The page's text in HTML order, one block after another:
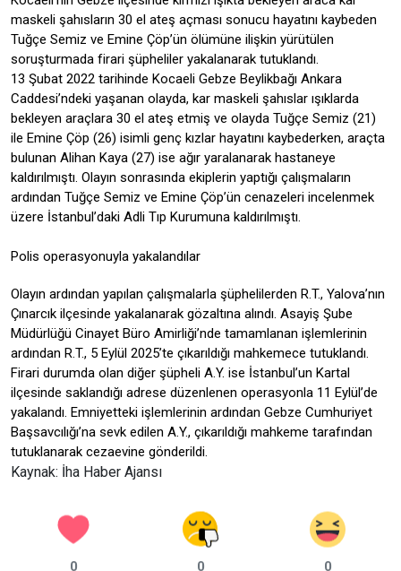
maskeli şahısların 30 el ateş açması sonucu hayatını kaybeden
Tuğçe Semiz ve Emine Çöp’ün ölümüne ilişkin yürütülen
soruşturmada firari şüpheliler yakalanarak tutuklandı.
13 Şubat 2022 tarihinde Kocaeli Gebze Beylikbağı Ankara
Caddesi’ndeki yaşanan olayda, kar maskeli şahıslar ışıklarda
bekleyen araçlara 30 el ateş etmiş ve olayda Tuğçe Semiz (21)
ile Emine Çöp (26) isimli genç kızlar hayatını kaybederken, araçta
bulunan Alihan Kaya (27) ise ağır yaralanarak hastaneye
kaldırılmıştı. Olayın sonrasında ekiplerin yaptığı çalışmaların
ardından Tuğçe Semiz ve Emine Çöp’ün cenazeleri incelenmek
üzere İstanbul’daki Adli Tıp Kurumuna kaldırılmıştı.
Polis operasyonuyla yakalandılar
Olayın ardından yapılan çalışmalarla şüphelilerden R.T., Yalova’nın
Çınarcık ilçesinde yakalanarak gözaltına alındı. Asayiş Şube
Müdürlüğü Cinayet Büro Amirliği’nde tamamlanan işlemlerinin
ardından R.T., 5 Eylül 2025’te çıkarıldığı mahkemece tutuklandı.
Firari durumda olan diğer şüpheli A.Y. ise İstanbul’un Kartal
ilçesinde saklandığı adrese düzenlenen operasyonla 11 Eylül’de
yakalandı. Emniyetteki işlemlerinin ardından Gebze Cumhuriyet
Başsavcılığı’na sevk edilen A.Y., çıkarıldığı mahkeme tarafından
tutuklanarak cezaevine gönderildi.
Kaynak: İha Haber Ajansı
0 0 0